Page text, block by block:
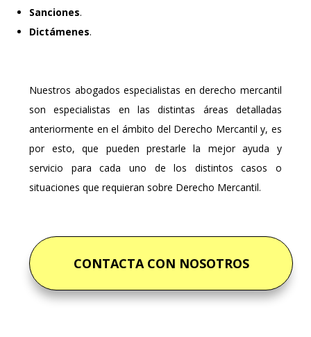
Sanciones.
Dictámenes.
Nuestros abogados especialistas en derecho mercantil
son especialistas en las distintas áreas detalladas
anteriormente en el ámbito del Derecho Mercantil y, es
por esto, que pueden prestarle la mejor ayuda y
servicio para cada uno de los distintos casos o
situaciones que requieran sobre Derecho Mercantil.
CONTACTA CON NOSOTROS